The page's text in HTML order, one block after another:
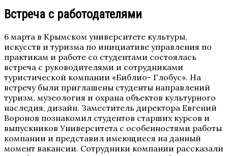
Встреча с работодателями
6 марта в Крымском университете культуры,
искусств и туризма по инициативе управления по
практикам и работе со студентами состоялась
встреча с руководителями и сотрудниками
туристической компании «Библио- Глобус». На
встречу были приглашены студенты направлений
туризм, музеология и охрана объектов культурного
наследия, дизайн. Заместитель директора Евгений
Воронов познакомил студентов старших курсов и
выпускников Университета с особенностями работы
компании и представил имеющиеся на данный
момент вакансии. Сотрудники компании рассказали